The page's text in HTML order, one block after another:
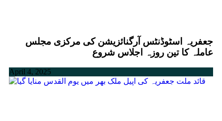
جعفریہ اسٹوڈنٹس آرگنائزیشن کی مرکزی مجلس
عاملہ کا تین روزہ اجلاس شروع
April 4, 2025